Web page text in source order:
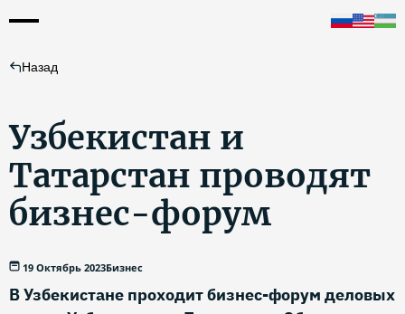
Назад
Узбекистан и
Татарстан проводят
бизнес-форум
19 Октябрь 2023Бизнес
В Узбекистане проходит бизнес-форум деловых